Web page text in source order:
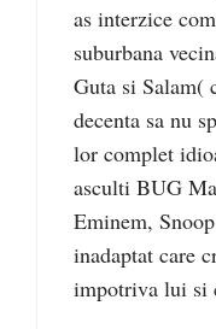
as interzice
suburbana
Guta si Salam(
decenta sa nu
lor complet
asculti BUG
Eminem,
inadaptat care
impotriva lui si